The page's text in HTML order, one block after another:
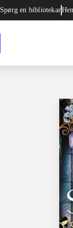
Spørg en bibliotekar